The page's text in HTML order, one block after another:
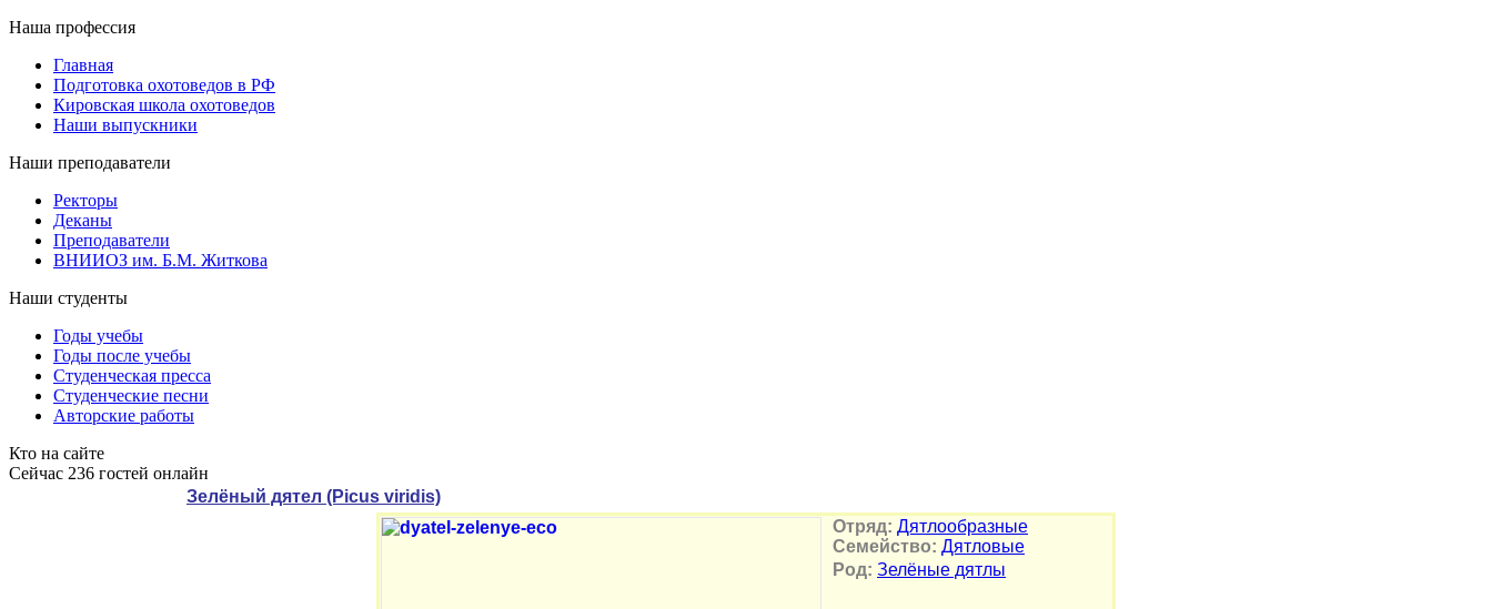
Наша профессия
Главная
Подготовка охотоведов в РФ
Кировская школа охотоведов
Наши выпускники
Наши преподаватели
Ректоры
Деканы
Преподаватели
ВНИИОЗ им. Б.М. Житкова
Наши студенты
Годы учебы
Годы после учебы
Студенческая пресса
Студенческие песни
Авторские работы
Кто на сайте
Сейчас 236 гостей онлайн
Зелёный дятел (Picus viridis)
Отряд: Дятлообразные
Семейство: Дятловые
Род: Зелёные дятлы